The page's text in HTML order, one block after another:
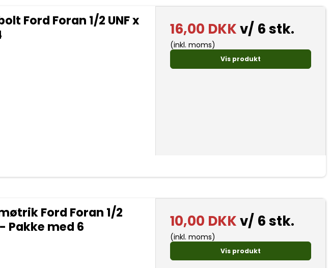
Ford Foran 1/2 UNF x
16,00 DKKv/ 6 stk.
(inkl. moms)
Vis produkt
Ford Foran 1/2
- Pakke med 6
10,00 DKKv/ 6 stk.
(inkl. moms)
Vis produkt